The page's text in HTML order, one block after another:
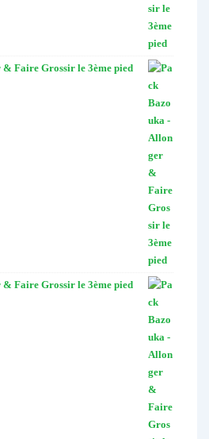
Faire Grossir le 3ème pied
Faire Grossir le 3ème pied